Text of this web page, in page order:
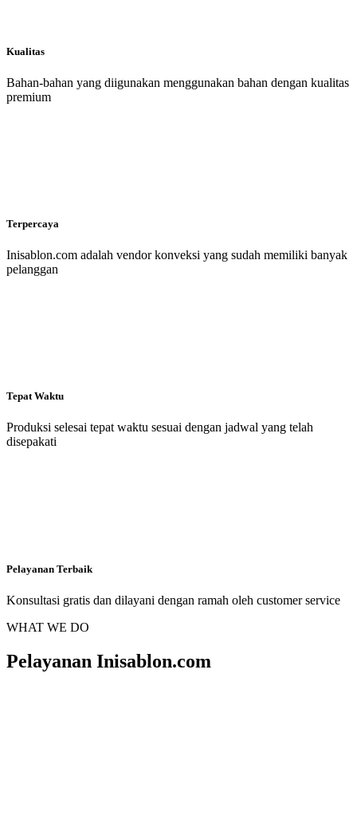
Kualitas
Bahan-bahan yang diigunakan menggunakan bahan dengan kualitas
premium
Terpercaya
Inisablon.com adalah vendor konveksi yang sudah memiliki banyak
pelanggan
Tepat Waktu
Produksi selesai tepat waktu sesuai dengan jadwal yang telah
disepakati
Pelayanan Terbaik
Konsultasi gratis dan dilayani dengan ramah oleh customer service
WHAT WE DO
Pelayanan Inisablon.com